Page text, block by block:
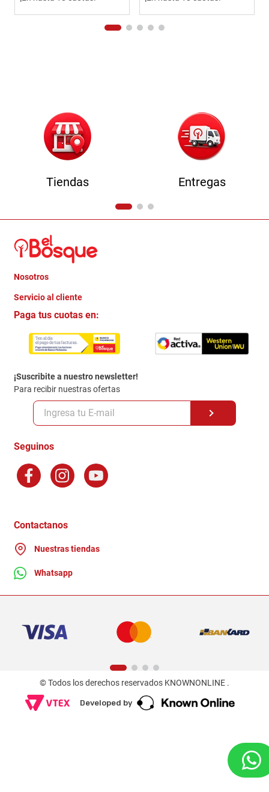
Tiendas Entregas
Nosotros
Quienes somos
Trabaja con Nosotros
Contacto
Servicio al cliente
Crédito Directo
Garantia
Politica de Privacidad
Políticas y condiciones GiftCard
Formas de Pago
Terminos y Condiciones
Factura Electronica
Ganadores - Promociones
Paga tus cuotas en:
¡Suscribite a nuestro newsletter!
Para recibir nuestras ofertas
Seguinos
Contactanos
Nuestras tiendas
Whatsapp
© Todos los derechos reservados KNOWNONLINE .
Developed by